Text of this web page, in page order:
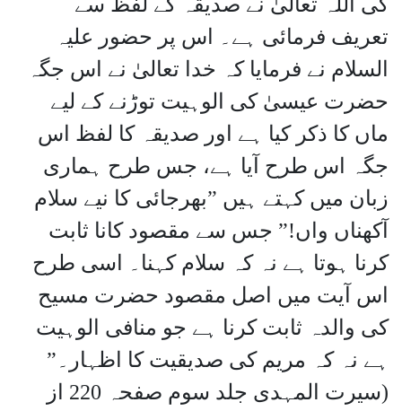
تعریف فرمائی ہے۔ اس پر حضور علیہ
السلام نے فرمایا کہ خدا تعالیٰ نے اس جگہ
حضرت عیسیٰ کی الوہیت توڑنے کے لیے
ماں کا ذکر کیا ہے اور صدیقہ کا لفظ اس
جگہ اس طرح آیا ہے، جس طرح ہماری
زبان میں کہتے ہیں ”بھرجائی کا نیے سلام
آکھناں واں!” جس سے مقصود کانا ثابت
کرنا ہوتا ہے نہ کہ سلام کہنا۔ اسی طرح
اس آیت میں اصل مقصود حضرت مسیح
کی والدہ ثابت کرنا ہے جو منافی الوہیت
ہے نہ کہ مریم کی صدیقیت کا اظہار۔”
(سیرت المہدی جلد سوم صفحہ 220 از